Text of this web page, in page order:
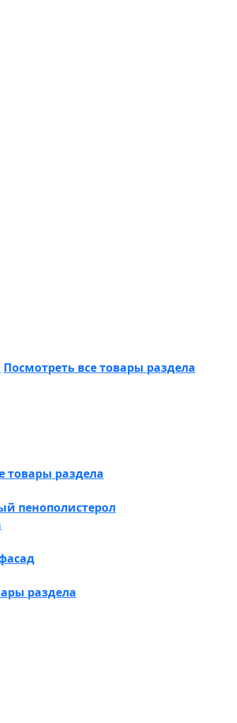
Посмотреть все товары раздела
товары раздела
пенополистерол
раздела